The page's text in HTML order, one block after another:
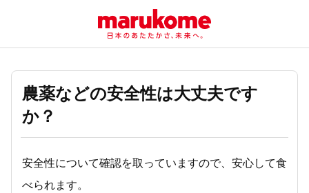
農薬などの安全性は大丈夫です
か？
安全性について確認を取っていますので、安心して食
べられます。